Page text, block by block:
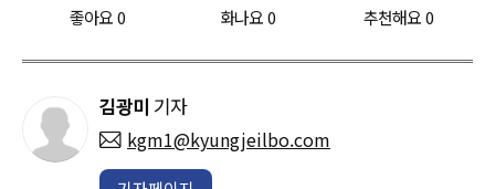
좋아요0 화나요0 추천해요 0
김광미 기자
kgm1@kyungjeilbo.com